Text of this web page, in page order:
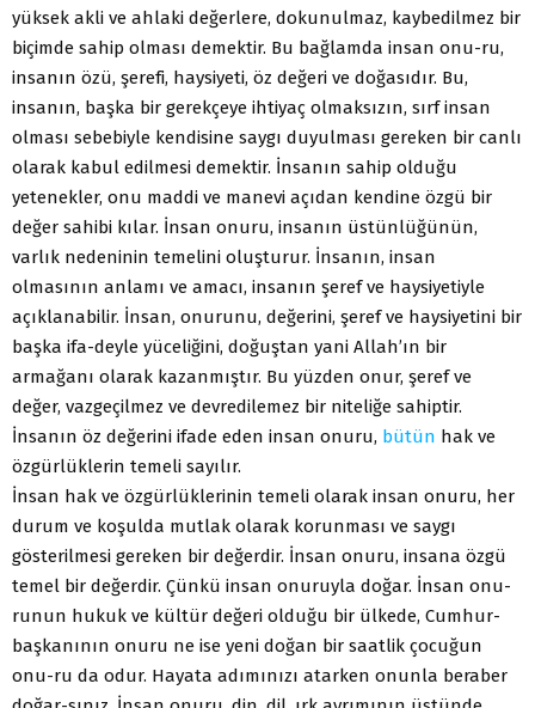
yüksek akli ve ahlaki değerlere, dokunulmaz, kaybedilmez bir
biçimde sahip olması demektir. Bu bağlamda insan onu-ru,
insanın özü, şerefi, haysiyeti, öz değeri ve doğasıdır. Bu,
insanın, başka bir gerekçeye ihtiyaç olmaksızın, sırf insan
olması sebebiyle kendisine saygı duyulması gereken bir canlı
olarak kabul edilmesi demektir. İnsanın sahip olduğu
yetenekler, onu maddi ve manevi açıdan kendine özgü bir
değer sahibi kılar. İnsan onuru, insanın üstünlüğünün,
varlık nedeninin temelini oluşturur. İnsanın, insan
olmasının anlamı ve amacı, insanın şeref ve haysiyetiyle
açıklanabilir. İnsan, onurunu, değerini, şeref ve haysiyetini bir
başka ifa-deyle yüceliğini, doğuştan yani Allah’ın bir
armağanı olarak kazanmıştır. Bu yüzden onur, şeref ve
değer, vazgeçilmez ve devredilemez bir niteliğe sahiptir.
İnsanın öz değerini ifade eden insan onuru, bütün hak ve
özgürlüklerin temeli sayılır.
İnsan hak ve özgürlüklerinin temeli olarak insan onuru, her
durum ve koşulda mutlak olarak korunması ve saygı
gösterilmesi gereken bir değerdir. İnsan onuru, insana özgü
temel bir değerdir. Çünkü insan onuruyla doğar. İnsan onu-
runun hukuk ve kültür değeri olduğu bir ülkede, Cumhur-
başkanının onuru ne ise yeni doğan bir saatlik çocuğun
onu-ru da odur. Hayata adımınızı atarken onunla beraber